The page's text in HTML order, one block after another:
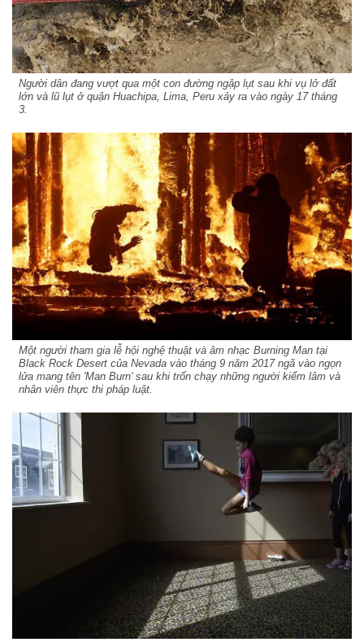
Người dân đang vượt qua một con đường ngập lụt sau khi vụ lở đất
lớn và lũ lụt ở quận Huachipa, Lima, Peru xảy ra vào ngày 17 tháng
3.
Một người tham gia lễ hội nghệ thuật và âm nhạc Burning Man tại
Black Rock Desert của Nevada vào tháng 9 năm 2017 ngã vào ngọn
lửa mang tên 'Man Burn' sau khi trốn chạy những người kiểm lâm và
nhân viên thực thi pháp luật.